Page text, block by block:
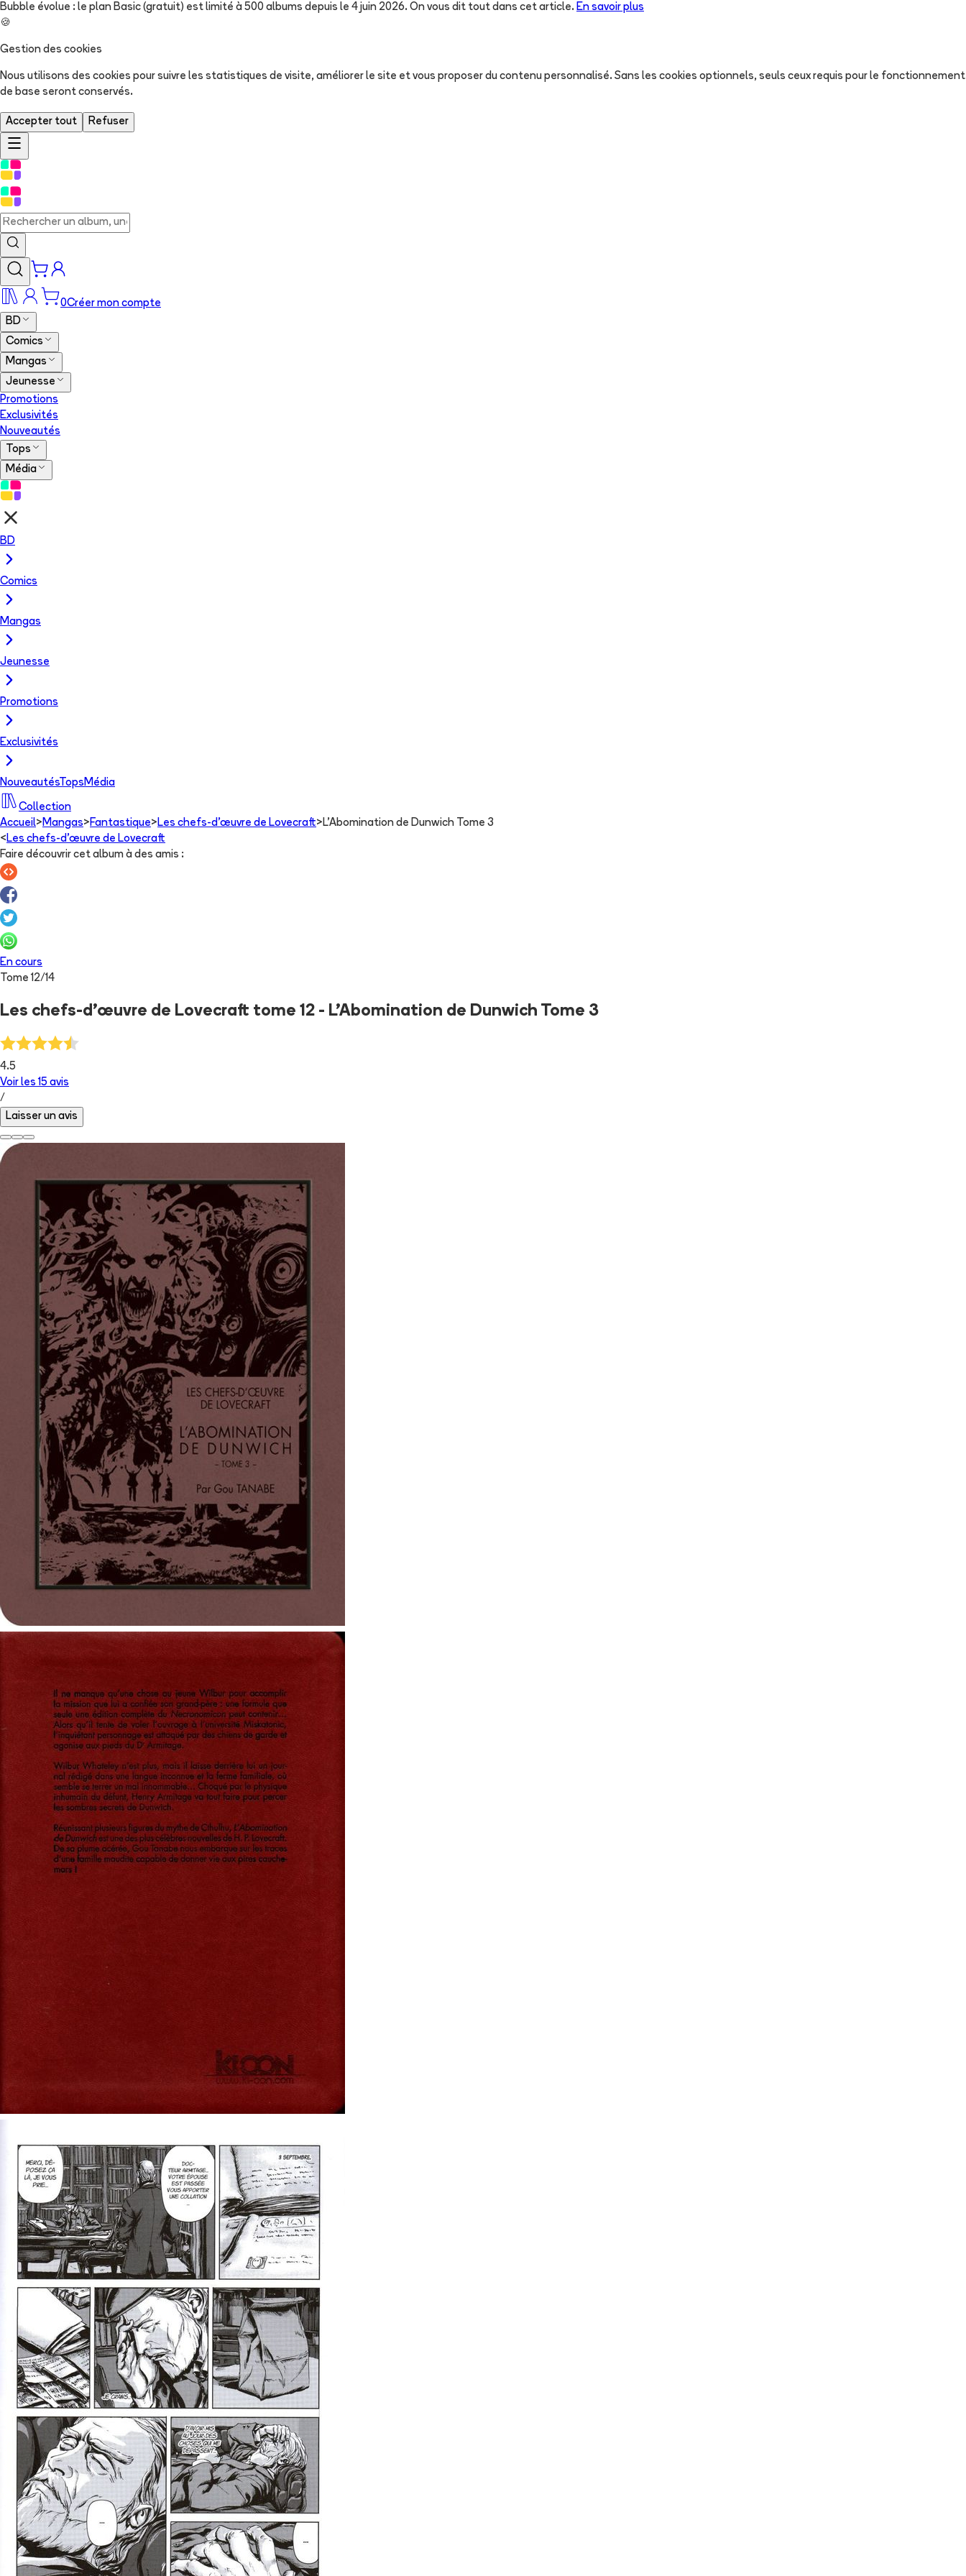
Bubble évolue : le plan Basic (gratuit) est limité à 500 albums depuis le 4 juin 2026. On vous dit tout dans cet article. En savoir plus
🍪
Gestion des cookies
Nous utilisons des cookies pour suivre les statistiques de visite, améliorer le site et vous proposer du contenu personnalisé. Sans les cookies optionnels, seuls ceux requis pour le fonctionnement
de base seront conservés.
Accepter tout Refuser
0Créer mon compte
BD
Comics
Mangas
Jeunesse
Promotions
Exclusivités
Nouveautés
Tops
Média
BD
Comics
Mangas
Jeunesse
Promotions
Exclusivités
NouveautésTops Média
Collection
Accueil> Mangas> Fantastique> Les chefs-d’œuvre de Lovecraft> L'Abomination de Dunwich Tome 3
< Les chefs-d’œuvre de Lovecraft
Faire découvrir cet album à des amis :
En cours
Tome12/14
Les chefs-d’œuvre de Lovecraft tome 12 - L'Abomination de Dunwich Tome 3
4.5
Voir les 15 avis
/
Laisser un avis